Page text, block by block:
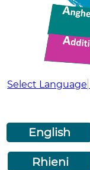
Select Language
English
Rhieni